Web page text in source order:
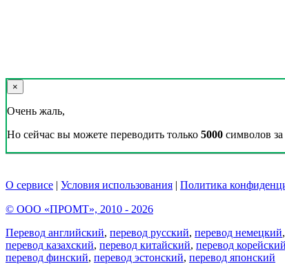
×
Очень жаль,
Но сейчас вы можете переводить только 5000 символов
О сервисе | Условия использования | Политика
© ООО «ПРОМТ», 2010 - 2026
Перевод английский, перевод русский, перевод немецкий,
перевод казахский, перевод китайский, перевод корейский
перевод финский, перевод эстонский, перевод японский